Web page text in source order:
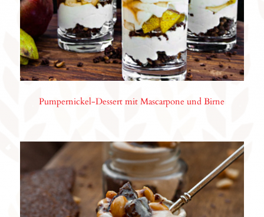
Pumpernickel-Dessert mit Mascarpone und Birne